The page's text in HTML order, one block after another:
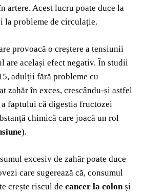
artere. Acest lucru poate duce la
la probleme de circulație.
provoacă o creștere a tensiunii
are același efect negativ. În studii
adulții fără probleme cu
zahăr în exces, crescându-și astfel
a faptului că digestia fructozei
chimică care joacă un rol
).
excesiv de zahăr poate duce
care sugerează că, consumul
crește riscul de cancer la colonși